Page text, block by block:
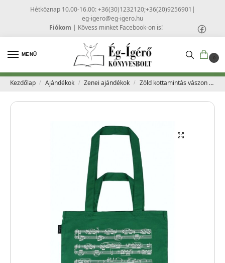
Hétköznap 10.00-16.00: +36(30)1232120;+36(20)9256901 |
eg-igero@eg-igero.hu
Fiókom | Kövess minket Facebook-on is!
MENÜ
0
Kezdőlap / Ajándékok / Zenei ajándékok / Zöld kottamintás vászon táska – Editio Musica